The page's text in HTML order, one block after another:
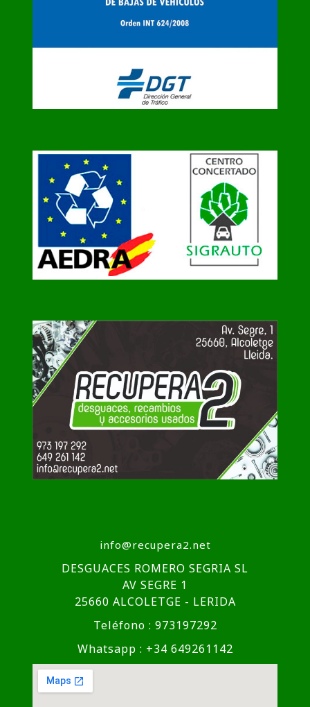
info@recupera2.net
DESGUACES ROMERO SEGRIA SL
AV SEGRE 1
25660 ALCOLETGE - LERIDA
Teléfono : 973197292
Whatsapp : +34 649261142